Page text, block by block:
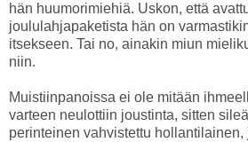
hän huumorimiehiä. Uskon, että
joululahjapaketista hän on
itsekseen. Tai no, ainakin miun
niin.
Muistiinpanoissa ei ole mitään
varteen neulottiin joustinta, sitten
perinteinen vahvistettu